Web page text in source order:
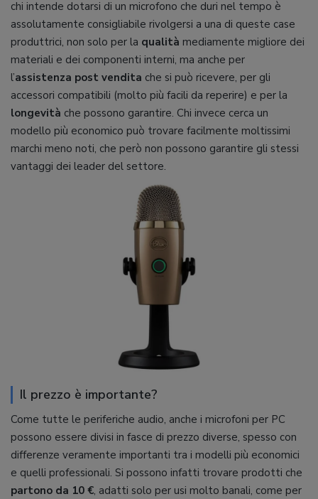
chi intende dotarsi di un microfono che duri nel tempo è
assolutamente consigliabile rivolgersi a una di queste case
produttrici, non solo per la qualità mediamente migliore dei
materiali e dei componenti interni, ma anche per
l’assistenza post vendita che si può ricevere, per gli
accessori compatibili (molto più facili da reperire) e per la
longevità che possono garantire. Chi invece cerca un
modello più economico può trovare facilmente moltissimi
marchi meno noti, che però non possono garantire gli stessi
vantaggi dei leader del settore.
Il prezzo è importante?
Come tutte le periferiche audio, anche i microfoni per PC
possono essere divisi in fasce di prezzo diverse, spesso con
differenze veramente importanti tra i modelli più economici
e quelli professionali. Si possono infatti trovare prodotti che
partono da 10 €, adatti solo per usi molto banali, come per